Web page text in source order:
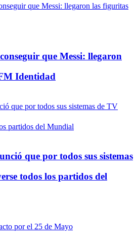
que Messi: llegaron
Identidad
que por todos sus sistemas
todos los partidos del